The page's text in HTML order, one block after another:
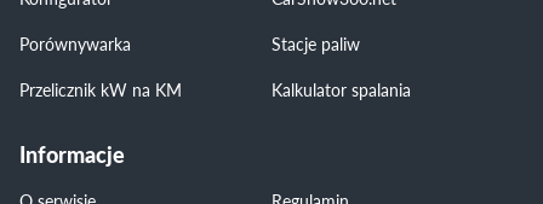
Porównywarka
Stacje paliw
Przelicznik kW na KM
Kalkulator spalania
Informacje